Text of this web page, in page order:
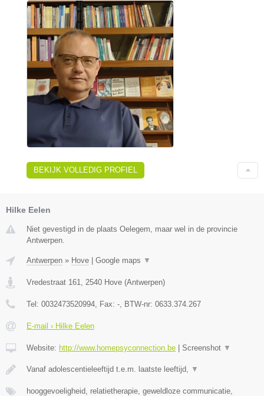
BEKIJK VOLLEDIG PROFIEL
Hilke Eelen
Niet gevestigd in de plaats Oelegem, maar wel in de provincie
Antwerpen.
Antwerpen » Hove Google maps ▼
Vredestraat 161, 2540 Hove (Antwerpen)
Tel: 0032473520994, Fax: -, BTW-nr: 0633.374.267
E-mail › Hilke Eelen
Website: http://www.homepsyconnection.be Screenshot ▼
Vanaf adolescentieleeftijd t.e.m. laatste leeftijd, ▼
hooggevoeligheid, relatietherapie, geweldloze communicatie,